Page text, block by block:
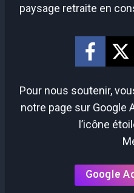
paysage retraite en
Pour nous soutenir,
notre page sur Google
l’icône
Google